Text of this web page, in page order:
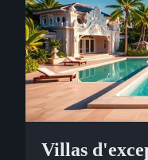
Villas